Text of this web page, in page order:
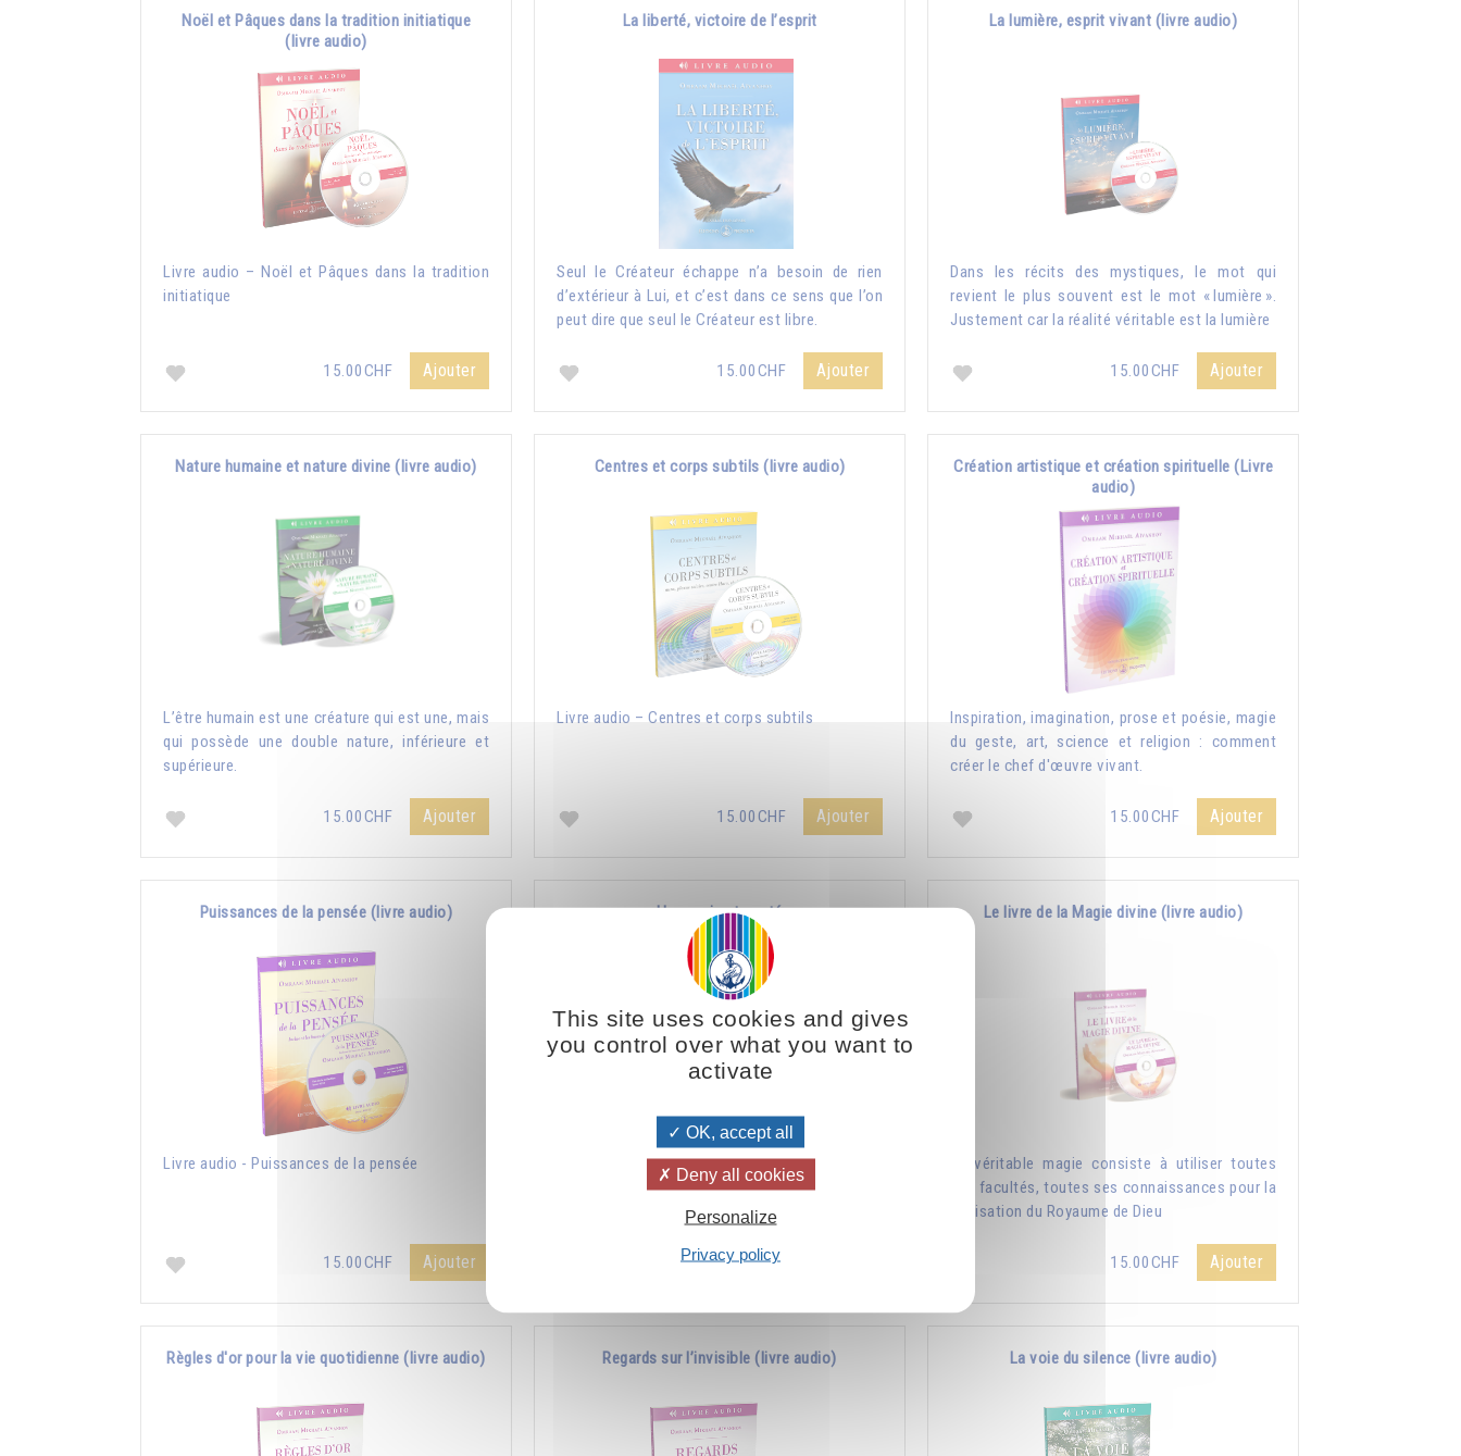
Noël et Pâques dans la tradition initiatique
(livre audio)
Livre audio – Noël et Pâques dans la tradition
initiatique
15.00CHF Ajouter
La liberté, victoire de l’esprit
Seul le Créateur échappe n’a besoin de rien
d’extérieur à Lui, et c’est dans ce sens que l’on
peut dire que seul le Créateur est libre.
15.00CHF Ajouter
La lumière, esprit vivant (livre audio)
Dans les récits des mystiques, le mot qui
revient le plus souvent est le mot « lumière ».
Justement car la réalité véritable est la lumière
15.00CHF Ajouter
Nature humaine et nature divine (livre audio)
L’être humain est une créature qui est une, mais
qui possède une double nature, inférieure et
supérieure.
15.00CHF Ajouter
Centres et corps subtils (livre audio)
Livre audio – Centres et corps subtils
15.00CHF Ajouter
Création artistique et création spirituelle (Livre
audio)
Inspiration, imagination, prose et poésie, magie
du geste, art, science et religion : comment
créer le chef d'œuvre vivant.
15.00CHF Ajouter
Puissances de la pensée (livre audio)
Livre audio - Puissances de la pensée
15.00CHF Ajouter
Harmonie et santé
La meilleure arme contre la maladie, c’est
15.00CHF
Le livre de la Magie divine (livre audio)
La véritable magie consiste à utiliser toutes
ses facultés, toutes ses connaissances pour la
réalisation du Royaume de Dieu
15.00CHF Ajouter
Règles d'or pour la vie quotidienne (livre audio) Regards sur l’invisible (livre audio) La voie du silence (livre audio)
This site uses cookies and gives
you control over what you want to
activate
OK, accept all
Deny all cookies
Personalize
Privacy policy